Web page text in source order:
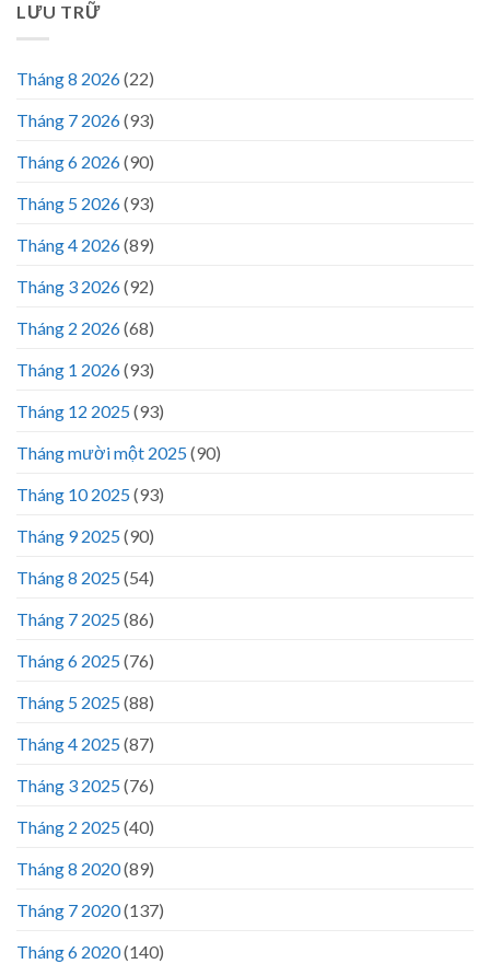
LƯU TRỮ
Tháng 8 2026(22)
Tháng 7 2026(93)
Tháng 6 2026(90)
Tháng 5 2026(93)
Tháng 4 2026(89)
Tháng 3 2026(92)
Tháng 2 2026(68)
Tháng 1 2026(93)
Tháng 12 2025(93)
Tháng mười một 2025(90)
Tháng 10 2025(93)
Tháng 9 2025(90)
Tháng 8 2025(54)
Tháng 7 2025(86)
Tháng 6 2025(76)
Tháng 5 2025(88)
Tháng 4 2025(87)
Tháng 3 2025(76)
Tháng 2 2025(40)
Tháng 8 2020(89)
Tháng 7 2020(137)
Tháng 6 2020(140)